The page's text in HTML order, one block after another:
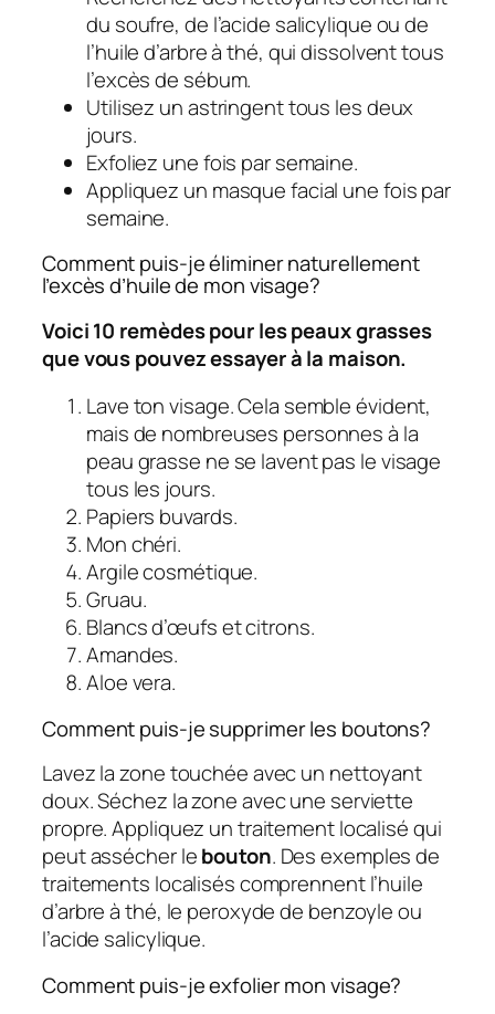
du soufre, de l’acide salicylique ou de
l’huile d’arbre à thé, qui dissolvent tous
l’excès de sébum.
Utilisez un astringent tous les deux
jours.
Exfoliez une fois par semaine.
Appliquez un masque facial une fois par
semaine.
Comment puis-je éliminer naturellement
l’excès d’huile de mon visage?
Voici 10 remèdes pour les peaux grasses
que vous pouvez essayer à la maison.
Lave ton visage. Cela semble évident,
mais de nombreuses personnes à la
peau grasse ne se lavent pas le visage
tous les jours.
Papiers buvards.
Mon chéri.
Argile cosmétique.
Gruau.
Blancs d’œufs et citrons.
Amandes.
Aloe vera.
Comment puis-je supprimer les boutons?
Lavez la zone touchée avec un nettoyant
doux. Séchez la zone avec une serviette
propre. Appliquez un traitement localisé qui
peut assécher lebouton. Des exemples de
traitements localisés comprennent l’huile
d’arbre à thé, le peroxyde de benzoyle ou
l’acide salicylique.
Comment puis-je exfolier mon visage?